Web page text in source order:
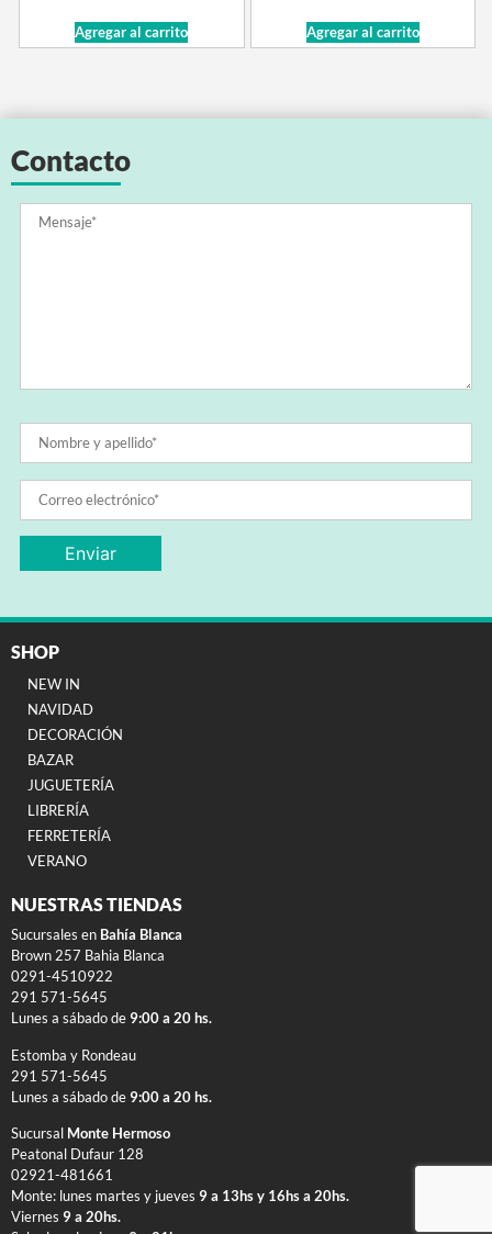
Agregar al carrito Agregar al carrito
Contacto
SHOP
NEW IN
NAVIDAD
DECORACIÓN
BAZAR
JUGUETERÍA
LIBRERÍA
FERRETERÍA
VERANO
NUESTRAS TIENDAS
Sucursales en Bahía Blanca
Brown 257 Bahia Blanca
0291-4510922
291 571-5645
Lunes a sábado de 9:00 a 20 hs.
Estomba y Rondeau
291 571-5645
Lunes a sábado de 9:00 a 20 hs.
Sucursal Monte Hermoso
Peatonal Dufaur 128
02921-481661
Monte: lunes martes y jueves 9 a 13hs y 16hs a 20hs.
Viernes 9 a 20hs.